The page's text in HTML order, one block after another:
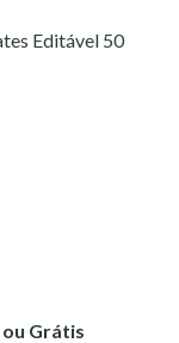
Editável 50
Grátis